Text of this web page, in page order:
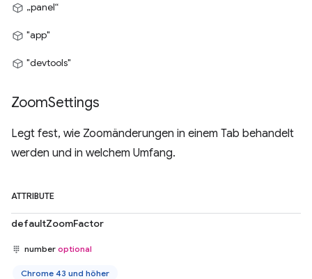
„panel“
"app"
"devtools"
ZoomSettings
Legt fest, wie Zoomänderungen in einem Tab behandelt
werden und in welchem Umfang.
ATTRIBUTE
defaultZoomFactor
number optional
Chrome 43 und höher